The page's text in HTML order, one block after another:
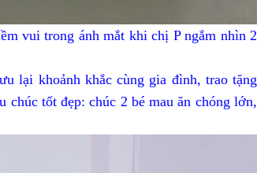
vui trong ánh mắt khi chị P ngắm nhìn 2
lại khoảnh khắc cùng gia đình, trao tặng
chúc tốt đẹp: chúc 2 bé mau ăn chóng lớn,